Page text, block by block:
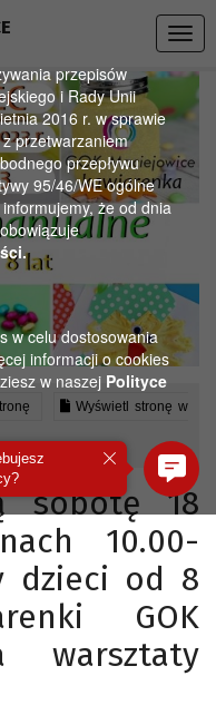
przepisów
i Rady Unii
2016 r. w sprawie
przetwarzaniem
przepływu
95/46/WE ogólne
że od dnia
w celu dostosowania
informacji o cookies
w naszej Polityce
Wyświetl stronę w
sobotę 18
10.00-
dzieci od 8
GOK
warsztaty